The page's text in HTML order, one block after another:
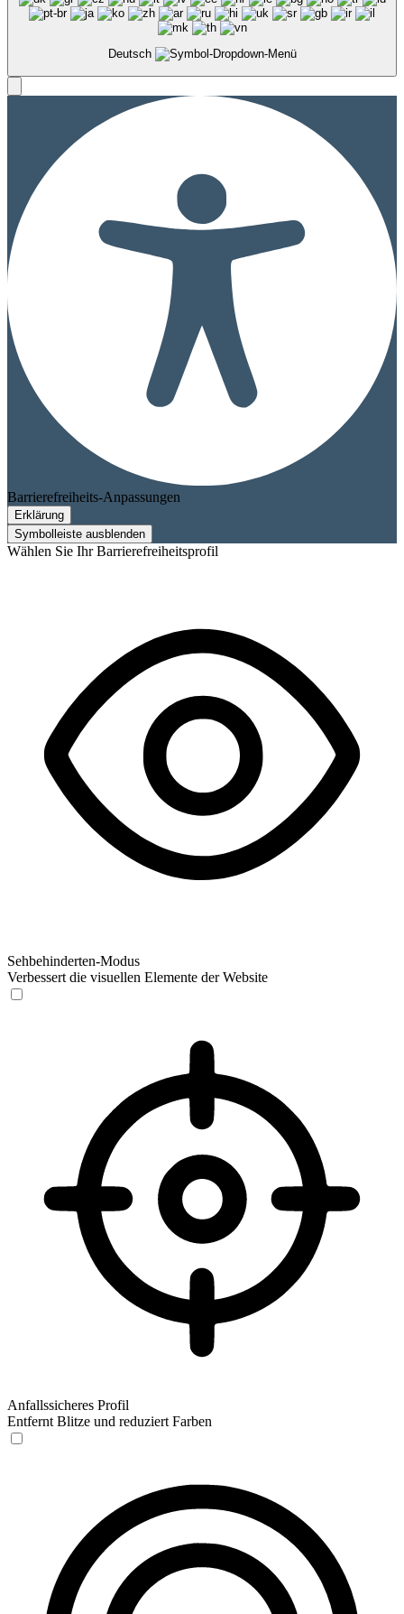
Deutsch
Barrierefreiheits-Anpassungen
Erklärung
Symbolleiste ausblenden
Wählen Sie Ihr Barrierefreiheitsprofil
Sehbehinderten-Modus
Verbessert die visuellen Elemente der Website
Anfallssicheres Profil
Entfernt Blitze und reduziert Farben